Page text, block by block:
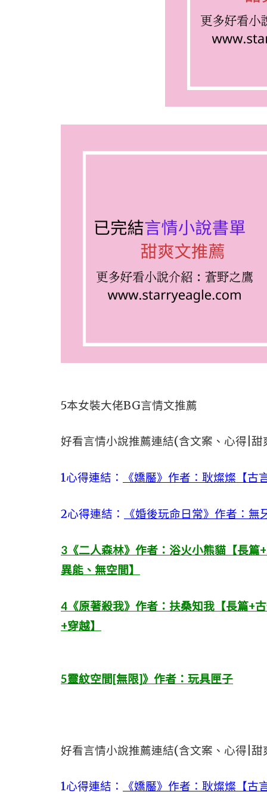
5本女裝大佬BG言情文推薦
好看言情小說推薦連結(含文案、心得|
1心得連結： 《嬌靨》作者：耿燦燦【古
2心得連結： 《婚後玩命日常》作者：無
3《二人森林》作者：浴火小熊貓【長篇
異能、無空間】
4《原著殺我》作者：扶桑知我【長篇+
+穿越】
5靈紋空間[無限]》作者：玩具匣子
好看言情小說推薦連結(含文案、心得|
1心得連結： 《嬌靨》作者：耿燦燦【